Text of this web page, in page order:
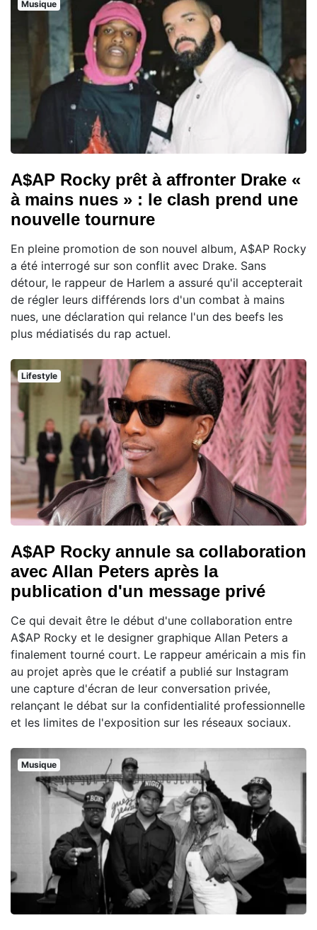
Musique
A$AP Rocky prêt à affronter Drake «
à mains nues » : le clash prend une
nouvelle tournure
En pleine promotion de son nouvel album, A$AP Rocky
a été interrogé sur son conflit avec Drake. Sans
détour, le rappeur de Harlem a assuré qu'il accepterait
de régler leurs différends lors d'un combat à mains
nues, une déclaration qui relance l'un des beefs les
plus médiatisés du rap actuel.
Lifestyle
A$AP Rocky annule sa collaboration
avec Allan Peters après la
publication d'un message privé
Ce qui devait être le début d'une collaboration entre
A$AP Rocky et le designer graphique Allan Peters a
finalement tourné court. Le rappeur américain a mis fin
au projet après que le créatif a publié sur Instagram
une capture d'écran de leur conversation privée,
relançant le débat sur la confidentialité professionnelle
et les limites de l'exposition sur les réseaux sociaux.
Musique